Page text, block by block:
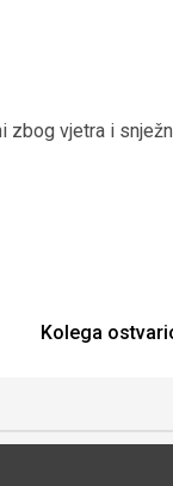
vjetra i
Kolega